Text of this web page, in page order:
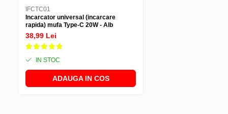
IFCTC01
Incarcator universal (incarcare
rapida) mufa Type-C 20W - Alb
38,99 Lei
IN STOC
ADAUGA IN COS